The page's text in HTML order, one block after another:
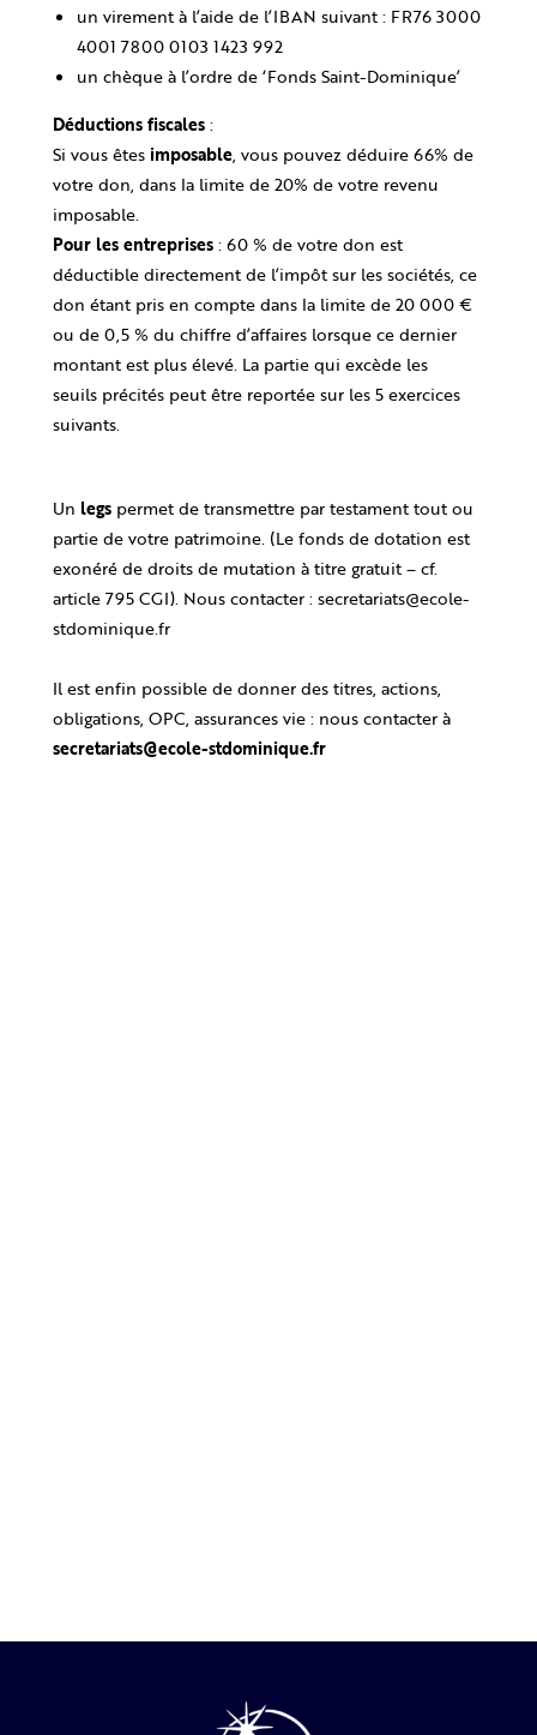
un virement à l’aide de l’IBAN suivant : FR76 3000
4001 7800 0103 1423 992
un chèque à l’ordre de ‘Fonds Saint-Dominique’
Déductions fiscales:
Si vous êtes imposable, vous pouvez déduire 66% de
votre don, dans la limite de 20% de votre revenu
imposable.
Pour les entreprises: 60 % de votre don est
déductible directementde l’impôt sur les sociétés, ce
don étant pris en compte dans la limite de 20 000 €
ou de 0,5 % du chiffre d’affaires lorsque ce dernier
montant est plus élevé. La partie qui excède les
seuils précités peut être reportée sur les 5 exercices
suivants.
Un legs permet de transmettre par testament tout ou
partie de votre patrimoine. (Le fonds dedotation est
exonéré de droits de mutation à titre gratuit – cf.
article 795 CGI). Nous contacter : secretariats@ecole-
stdominique.fr
Il est enfin possible de donner des titres, actions,
obligations, OPC, assurances vie : nous contacter à
secretariats@ecole-stdominique.fr